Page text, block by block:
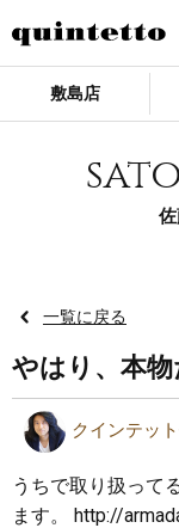
敷島店
一覧に戻る
やはり、本物
クインテッ
うちで取り扱って
ます。 http://